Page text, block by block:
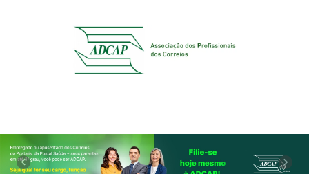
Previous Next